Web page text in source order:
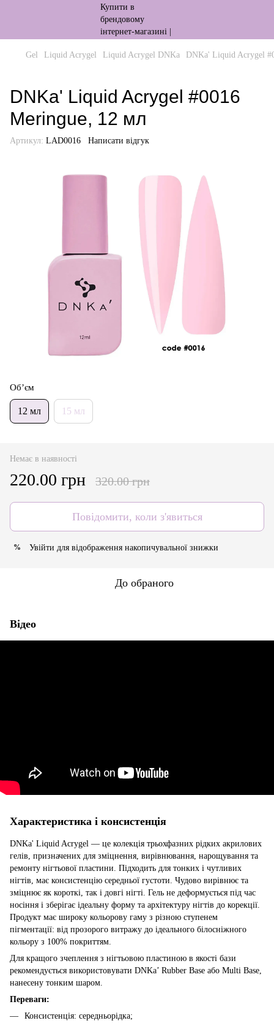
Gel Liquid Acrygel Liquid Acrygel DNKa DNKa' Liquid Acrygel
DNKa' Liquid Acrygel #0016
Meringue, 12 мл
Артикул: LAD0016 Написати відгук
Об’єм
12 мл 15 мл
Немає в наявності
220.00 грн 320.00 грн
Повідомити, коли з'явиться
% Увійти для відображення накопичувальної знижки
До обраного
Відео
Характеристика і консистенція
DNKa' Liquid Acrygel — це колекція трьохфазних рідких акрилових
гелів, призначених для зміцнення, вирівнювання, нарощування та
ремонту нігтьової пластини. Підходить для тонких і чутливих
нігтів, має консистенцію середньої густоти. Чудово вирівнює та
зміцнює як короткі, так і довгі нігті. Гель не деформується під час
носіння і зберігає ідеальну форму та архітектуру нігтів до корекції.
Продукт має широку кольорову гаму з різною ступенем
пігментації: від прозорого витражу до ідеального білосніжного
кольору з 100% покриттям.
Для кращого зчеплення з нігтьовою пластиною в якості бази
рекомендується використовувати DNKa’ Rubber Base або Multi Base,
нанесену тонким шаром.
Переваги:
Консистенція: середньорідка;